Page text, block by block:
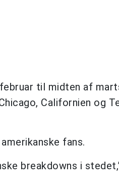
til midten af
Californien og
fans.
breakdowns i